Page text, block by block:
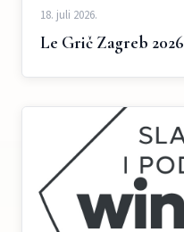
18. juli 2026.
Le Grič Zagreb 2026